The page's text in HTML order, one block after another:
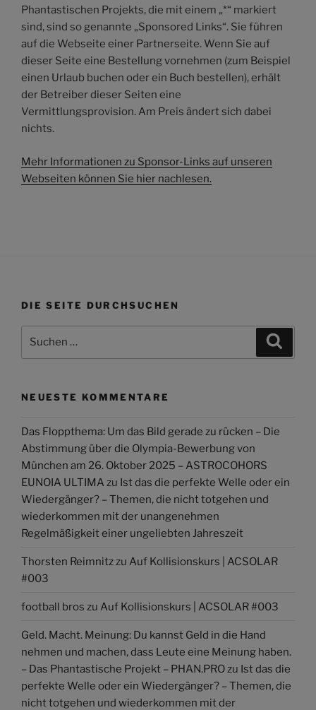
Phantastischen Projekts, die mit einem „*“ markiert
sind, sind so genannte „Sponsored Links“. Sie führen
auf die Webseite einer Partnerseite. Wenn Sie auf
dieser Seite eine Bestellung vornehmen (zum Beispiel
einen Urlaub buchen oder ein Buch bestellen), erhält
der Betreiber dieser Seiten eine
Vermittlungsprovision. Am Preis ändert sich dabei
nichts.
Mehr Informationen zu Sponsor-Links auf unseren
Webseiten können Sie hier nachlesen.
DIE SEITE DURCHSUCHEN
NEUESTE KOMMENTARE
Das Floppthema: Um das Bild gerade zu rücken – Die
Abstimmung über die Olympia-Bewerbung von
München am 26. Oktober 2025 – ASTROCOHORS
EUNOIA ULTIMA zu Ist das die perfekte Welle oder ein
Wiedergänger? – Themen, die nicht totgehen und
wiederkommen mit der unangenehmen
Regelmäßigkeit einer ungeliebten Jahreszeit
Thorsten Reimnitz zu Auf Kollisionskurs | ACSOLAR
#003
football bros zu Auf Kollisionskurs | ACSOLAR #003
Geld. Macht. Meinung: Du kannst Geld in die Hand
nehmen und machen, dass Leute eine Meinung haben.
– Das Phantastische Projekt – PHAN.PRO zu Ist das die
perfekte Welle oder ein Wiedergänger? – Themen, die
nicht totgehen und wiederkommen mit der